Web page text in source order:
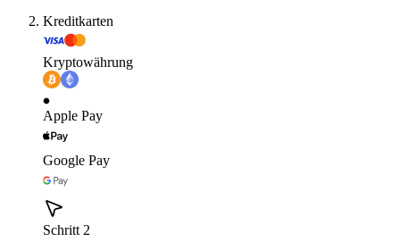
Kreditkarten
Kryptowährung
Apple Pay
Google Pay
Schritt 2